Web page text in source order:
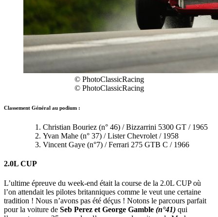
© PhotoClassicRacing
© PhotoClassicRacing
Classement Général au podium :
Christian Bouriez (n° 46) / Bizzarrini 5300 GT / 1965
Yvan Mahe (n° 37) / Lister Chevrolet / 1958
Vincent Gaye (n°7) / Ferrari 275 GTB C / 1966
2.0L CUP
L’ultime épreuve du week-end était la course de la 2.0L CUP où
l’on attendait les pilotes britanniques comme le veut une certaine
tradition ! Nous n’avons pas été déçus ! Notons le parcours parfait
pour la voiture de Seb Perez et George Gamble (n°41) qui